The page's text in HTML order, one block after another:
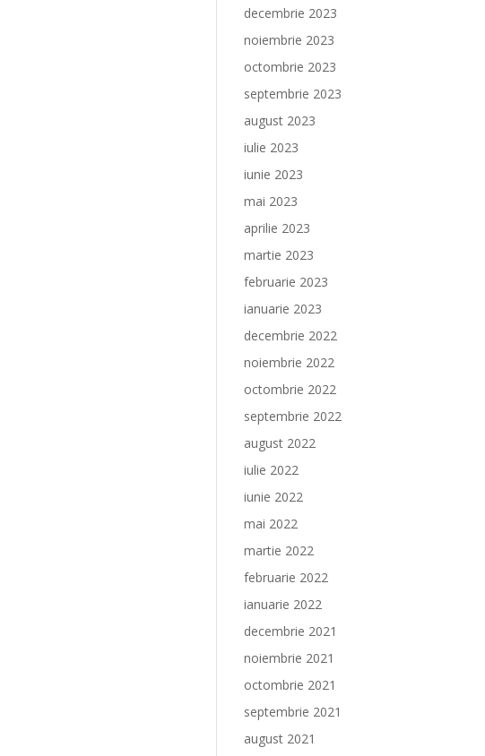
decembrie 2023
noiembrie 2023
octombrie 2023
septembrie 2023
august 2023
iulie 2023
iunie 2023
mai 2023
aprilie 2023
martie 2023
februarie 2023
ianuarie 2023
decembrie 2022
noiembrie 2022
octombrie 2022
septembrie 2022
august 2022
iulie 2022
iunie 2022
mai 2022
martie 2022
februarie 2022
ianuarie 2022
decembrie 2021
noiembrie 2021
octombrie 2021
septembrie 2021
august 2021